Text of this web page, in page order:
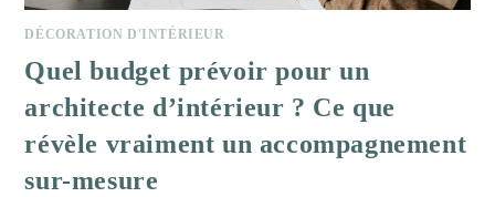
DÉCORATION D'INTÉRIEUR
Quel budget prévoir pour un
architecte d’intérieur ? Ce que
révèle vraiment un accompagnement
sur-mesure